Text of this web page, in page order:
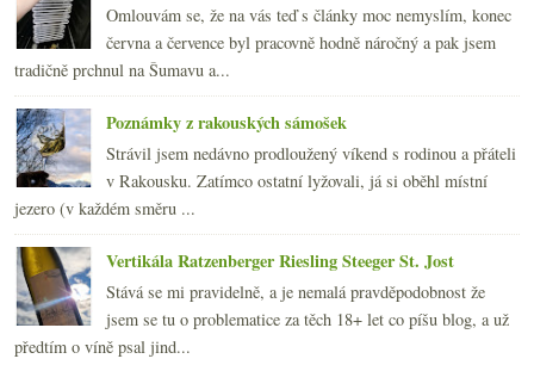
Omlouvám se, že na vás teď s články moc nemyslím, konec
června a července byl pracovně hodně náročný a pak jsem
tradičně prchnul na Šumavu a...
Poznámky z rakouských sámošek
Strávil jsem nedávno prodloužený víkend s rodinou a přáteli
v Rakousku. Zatímco ostatní lyžovali, já si oběhl místní
jezero (v každém směru ...
Vertikála Ratzenberger Riesling Steeger St. Jost
Stává se mi pravidelně, a je nemalá pravděpodobnost že
jsem se tu o problematice za těch 18+ let co píšu blog, a už
předtím o víně psal jind...